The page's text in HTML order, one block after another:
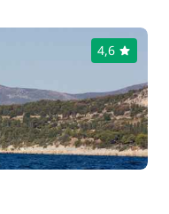
4,6